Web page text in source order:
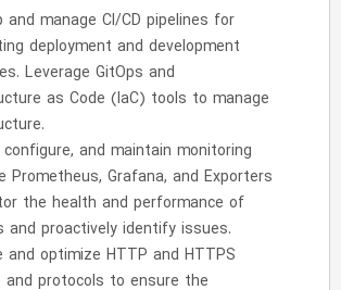
and manage CI/CD pipelines for
deployment and development
Leverage GitOps and
as Code (IaC) tools to manage
and maintain monitoring
Prometheus, Grafana, and Exporters
the health and performance of
and proactively identify issues.
and optimize HTTP and HTTPS
and protocols to ensure the